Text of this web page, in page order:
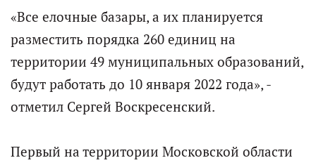
«Все елочные базары, а их планируется
разместить порядка 260 единиц на
территории 49 муниципальных образований,
будут работать до 10 января 2022 года», -
отметил Сергей Воскресенский.
Первый на территории Московской области